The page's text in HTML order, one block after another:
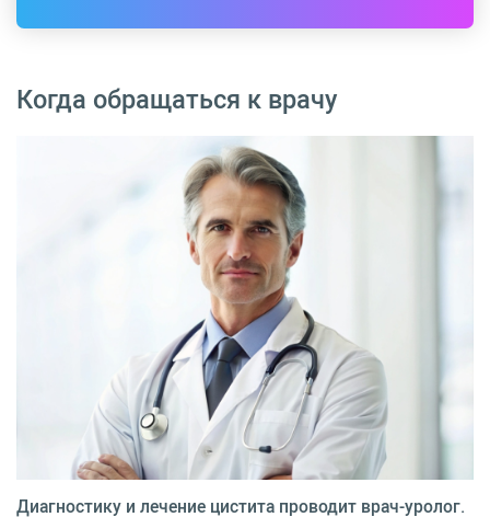
Когда обращаться к врачу
Диагностику и лечение цистита проводит врач-уролог.